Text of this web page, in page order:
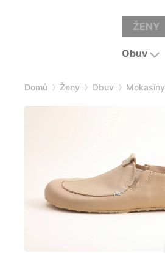
ŽENY
Obuv
Domů Ženy Obuv Mokasíny